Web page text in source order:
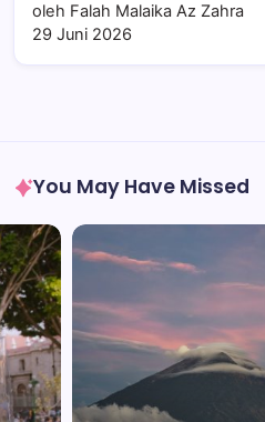
oleh Falah Malaika Az Zahra
29 Juni 2026
You May Have Missed